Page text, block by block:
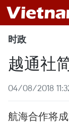
时政
越通社
04/08/2018
航海合作将